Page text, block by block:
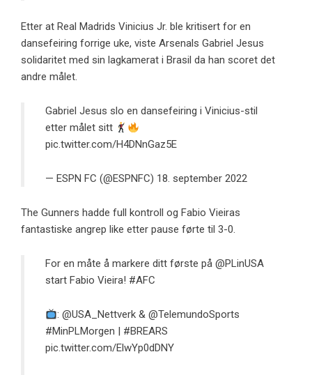
Etter at Real Madrids Vinicius Jr. ble kritisert for en
dansefeiring forrige uke, viste Arsenals Gabriel Jesus
solidaritet med sin lagkamerat i Brasil da han scoret det
andre målet.
Gabriel Jesus slo en dansefeiring i Vinicius-stil
etter målet sitt
pic.twitter.com/H4DNnGaz5E
— ESPN FC (@ESPNFC) 18. september 2022
The Gunners hadde full kontroll og Fabio Vieiras
fantastiske angrep like etter pause førte til 3-0.
For en måte å markere ditt første på @PLinUSA
start Fabio Vieira! #AFC
:@USA_Nettverk &@TelemundoSports
#MinPLMorgen | #BREARS
pic.twitter.com/ElwYp0dDNY